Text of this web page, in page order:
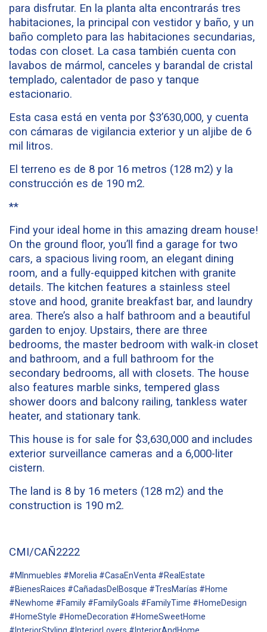
para disfrutar. En la planta alta encontrarás tres
habitaciones, la principal con vestidor y baño, y un
baño completo para las habitaciones secundarias,
todas con closet. La casa también cuenta con
lavabos de mármol, canceles y barandal de cristal
templado, calentador de paso y tanque
estacionario.
Esta casa está en venta por $3’630,000, y cuenta
con cámaras de vigilancia exterior y un aljibe de 6
mil litros.
El terreno es de 8 por 16 metros (128 m2) y la
construcción es de 190 m2.
**
Find your ideal home in this amazing dream house!
On the ground floor, you’ll find a garage for two
cars, a spacious living room, an elegant dining
room, and a fully-equipped kitchen with granite
details. The kitchen features a stainless steel
stove and hood, granite breakfast bar, and laundry
area. There’s also a half bathroom and a beautiful
garden to enjoy. Upstairs, there are three
bedrooms, the master bedroom with walk-in closet
and bathroom, and a full bathroom for the
secondary bedrooms, all with closets. The house
also features marble sinks, tempered glass
shower doors and balcony railing, tankless water
heater, and stationary tank.
This house is for sale for $3,630,000 and includes
exterior surveillance cameras and a 6,000-liter
cistern.
The land is 8 by 16 meters (128 m2) and the
construction is 190 m2.
CMI/CAÑ2222
#MInmuebles #Morelia #CasaEnVenta #RealEstate
#BienesRaices #CañadasDelBosque #TresMarías #Home
#Newhome #Family #FamilyGoals #FamilyTime #HomeDesign
#HomeStyle #HomeDecoration #HomeSweetHome
#InteriorStyling #InteriorLovers #InteriorAndHome